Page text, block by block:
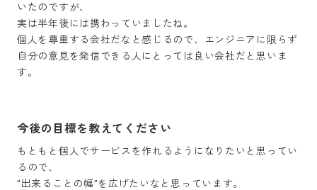
いたのですが、
実は半年後には携わっていましたね。
個人を尊重する会社だなと感じるので、エンジニアに限らず
自分の意見を発信できる人にとっては良い会社だと思いま
す。
今後の目標を教えてください
もともと個人でサービスを作れるようになりたいと思ってい
るので、
”出来ることの幅”を広げたいなと思っています。